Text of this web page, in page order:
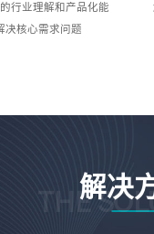
行业理解和产品化能
决核心需求问题
解决
THE